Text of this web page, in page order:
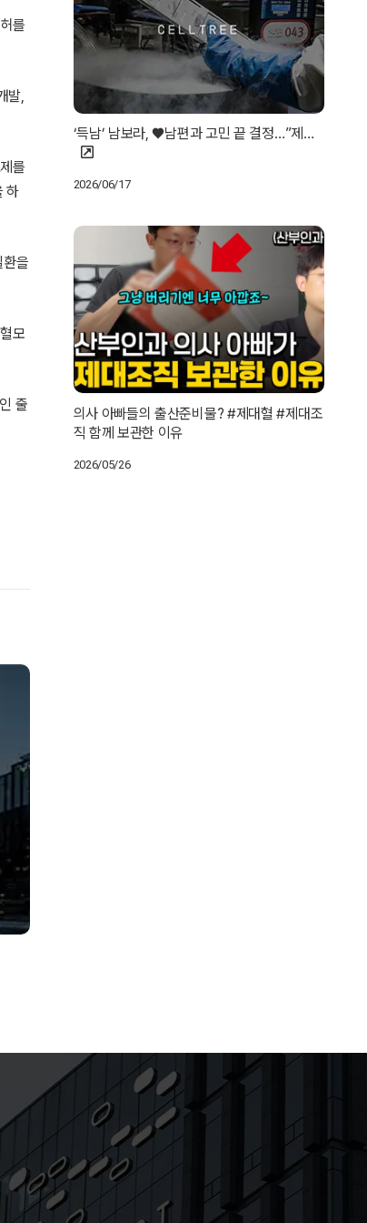
를
발,
를
하
을
모
줄
‘득남’ 남보라, ♥남편과 고민 끝 결정…”제…
2026/06/17
의사 아빠들의 출산준비물? #제대혈 #제대조
직 함께 보관한 이유
2026/05/26